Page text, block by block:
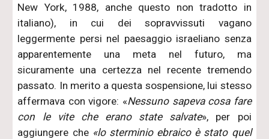
New York, 1988, anche questo non tradotto in
italiano), in cui dei sopravvissuti vagano
leggermente persi nel paesaggio israeliano senza
apparentemente una meta nel futuro, ma
sicuramente una certezza nel recente tremendo
passato. In merito a questa sospensione, lui stesso
affermava con vigore: «Nessuno sapeva cosa fare
con le vite che erano state salvate», per poi
aggiungere che«lo sterminio ebraico è stato quel